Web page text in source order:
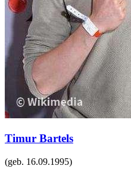
Timur Bartels
(geb. 16.09.1995)